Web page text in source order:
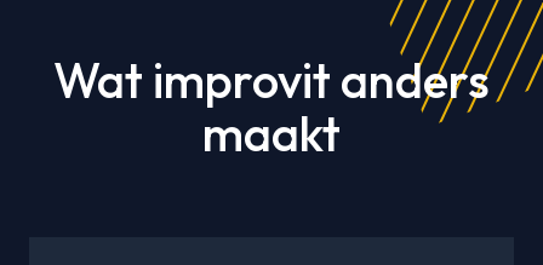
Wat improvit anders
maakt